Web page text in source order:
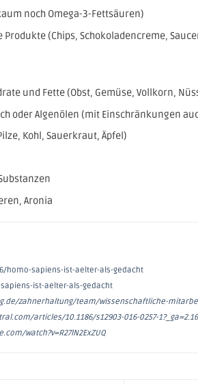
noch Omega-3-Fettsäuren)
(Chips, Schokoladencreme,
und Fette (Obst, Gemüse, Vollkorn,
oder Algenölen (mit Einschränkungen
Kohl, Sauerkraut, Äpfel)
Aronia
homo-sapiens-ist-aelter-als-gedacht
ist-aelter-als-gedacht
zahnerhaltung/team/wissenschaftliche-
articles/10.1186/s12903-016-0257-
watch?v=R27lN2ExZUQ